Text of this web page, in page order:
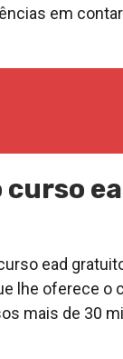
em
curso
ead
lhe oferece o
mais de 30